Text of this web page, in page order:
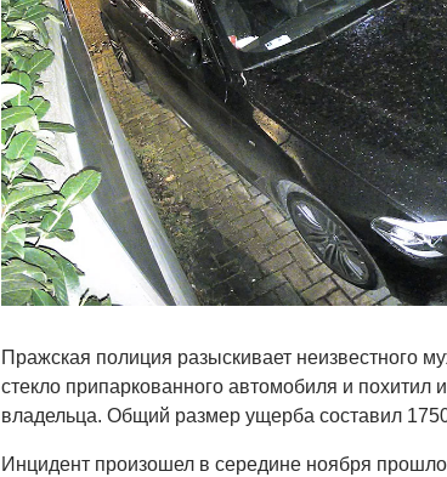
Пражская полиция разыскивает неизвестного
стекло припаркованного автомобиля и
владельца. Общий размер ущерба составил
Инцидент произошел в середине ноября